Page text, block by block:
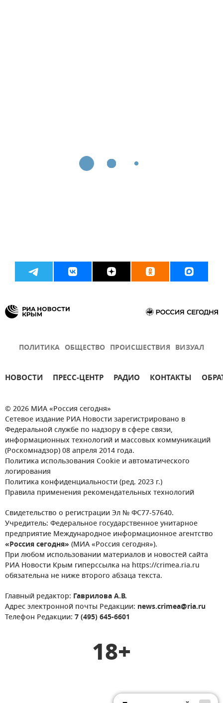
ПОЛИТИКА ОБЩЕСТВО ПРОИСШЕСТВИЯ ВИЗУАЛ
НОВОСТИ ПРЕСС-ЦЕНТР РАДИО КОНТАКТЫ
© 2026 МИА «Россия сегодня»
Сетевое издание РИА Новости зарегистрировано в
Федеральной службе по надзору в сфере связи,
информационных технологий и массовых коммуникаций
(Роскомнадзор) 08 апреля 2014 года.
Политика использования Cookie и автоматического
логирования
Политика конфиденциальности (ред. 2023 г.)
Правила применения рекомендательных технологий
Свидетельство о регистрации Эл № ФС77-57640.
Учредитель: Федеральное государственное унитарное
предприятие Международное информационное агентство
«Россия сегодня» (МИА «Россия сегодня»).
При любом использовании материалов и новостей сайта
РИА Новости Крым гиперссылка на https://crimea.ria.ru
обязательна не ниже второго абзаца текста.
Главный редактор: Гаврилова А.В.
Адрес электронной почты Редакции: news.crimea@ria.ru
Телефон Редакции: 7 (495) 645-6601
18+